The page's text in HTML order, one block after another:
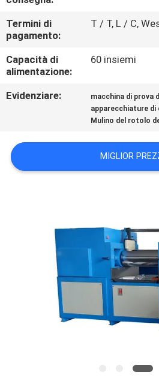
NOTIZIE
RICHIEDA
UNA
VR
SHOW
PRIVACY
Termini di
pagamento:
T / T, L / C,
Capacità di
alimentazione:
60 insiemi
Evidenziare: macchina di prova
apparecchiature di
Mulino del rotolo
MIGLIOR